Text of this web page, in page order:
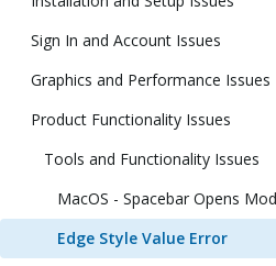
Sign In and Account Issues
Graphics and Performance Issues
Product Functionality Issues
Tools and Functionality Issues
MacOS - Spacebar Opens
Edge Style Value Error